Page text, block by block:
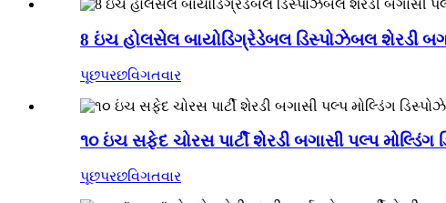
8 ઇંચ હોલસેલ બાયોડિગ્રેડેબલ ડિસ્પોઝેબલ શેરડી
પૂછપરછવિગતવાર
૧૦ ઇંચ સફેદ ચોરસ પાર્ટી શેરડી બગાસી પલ્પ
પૂછપરછવિગતવાર